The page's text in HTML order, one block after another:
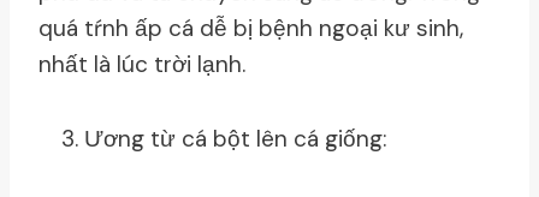
quá tŕnh ấp cá dễ bị bệnh ngoại kư sinh,
nhất là lúc trời lạnh.
Ương từ cá bột lên cá giống: